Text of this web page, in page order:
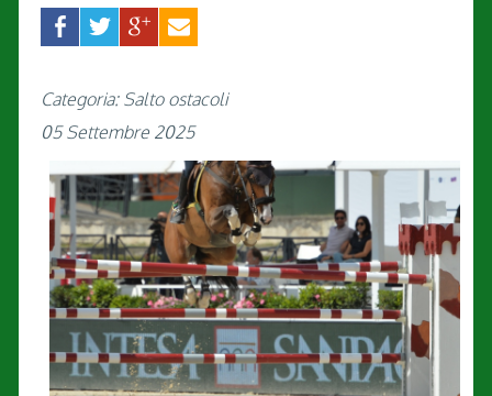
Categoria: Salto ostacoli
05 Settembre 2025